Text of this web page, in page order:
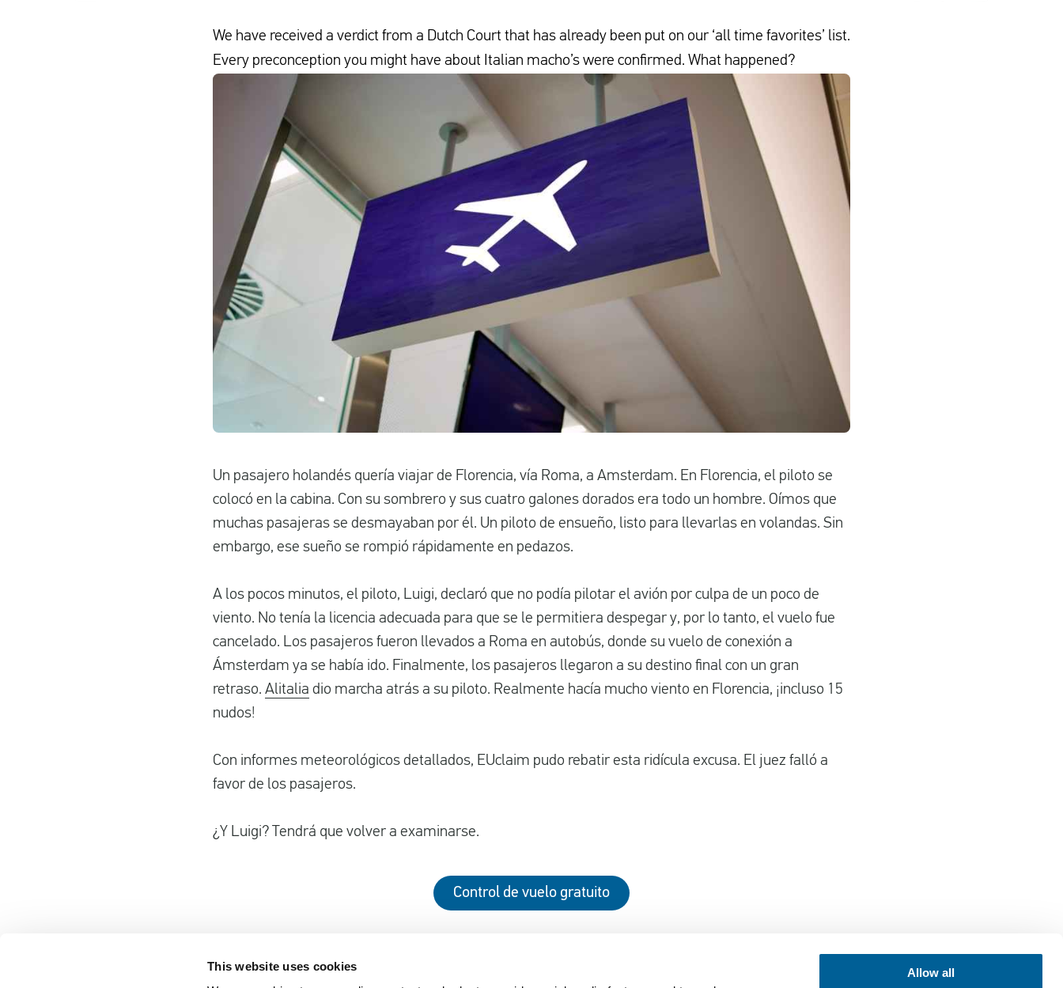
This website uses cookies
Allow all
We have received a verdict from a Dutch Court that has already been put on our ‘all time favorites’ list.
Every preconception you might have about Italian macho’s were confirmed. What happened?
Un pasajero holandés quería viajar de Florencia, vía Roma, a Amsterdam. En Florencia, el piloto se
colocó en la cabina. Con su sombrero y sus cuatro galones dorados era todo un hombre. Oímos que
muchas pasajeras se desmayaban por él. Un piloto de ensueño, listo para llevarlas en volandas. Sin
embargo, ese sueño se rompió rápidamente en pedazos.
A los pocos minutos, el piloto, Luigi, declaró que no podía pilotar el avión por culpa de un poco de
viento. No tenía la licencia adecuada para que se le permitiera despegar y, por lo tanto, el vuelo fue
cancelado. Los pasajeros fueron llevados a Roma en autobús, donde su vuelo de conexión a
Ámsterdam ya se había ido. Finalmente, los pasajeros llegaron a su destino final con un gran
retraso. Alitalia dio marcha atrás a su piloto. Realmente hacía mucho viento en Florencia, ¡incluso 15
nudos!
Con informes meteorológicos detallados, EUclaim pudo rebatir esta ridícula excusa. El juez falló a
favor de los pasajeros.
¿Y Luigi? Tendrá que volver a examinarse.
Control de vuelo gratuito